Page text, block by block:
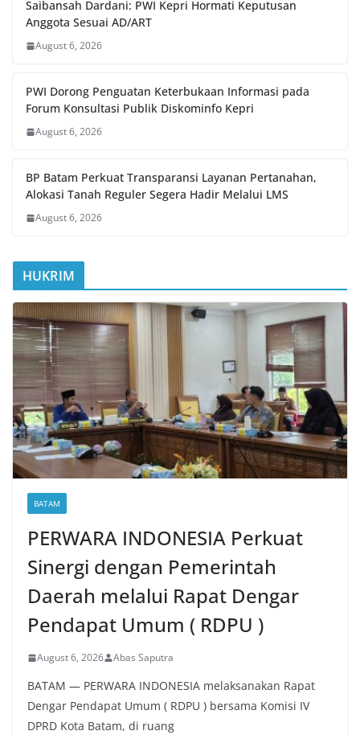
Saibansah Dardani: PWI Kepri Hormati Keputusan
Anggota Sesuai AD/ART
August 6, 2026
PWI Dorong Penguatan Keterbukaan Informasi pada
Forum Konsultasi Publik Diskominfo Kepri
August 6, 2026
BP Batam Perkuat Transparansi Layanan Pertanahan,
Alokasi Tanah Reguler Segera Hadir Melalui LMS
August 6, 2026
HUKRIM
BATAM
PERWARA INDONESIA Perkuat
Sinergi dengan Pemerintah
Daerah melalui Rapat Dengar
Pendapat Umum ( RDPU )
August 6, 2026 Abas Saputra
BATAM — PERWARA INDONESIA melaksanakan Rapat
Dengar Pendapat Umum ( RDPU ) bersama Komisi IV
DPRD Kota Batam, di ruang